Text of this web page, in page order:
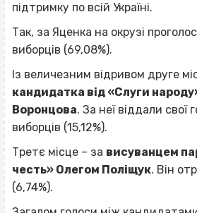
підтримку по всій Україні.
Так, за Яценка на окрузі
виборців (69,08%).
Із величезним відривом друге
кандидатка від «Слуги
Воронцова. За неї віддали свої
виборців (15,12%).
Третє місце – за висуванцем
честь» Олегом Поліщук. Він
(6,74%).